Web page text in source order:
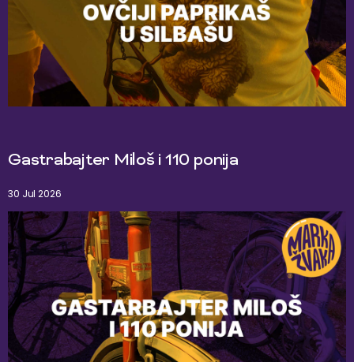
Gastrabajter Miloš i 110 ponija
30 Jul 2026